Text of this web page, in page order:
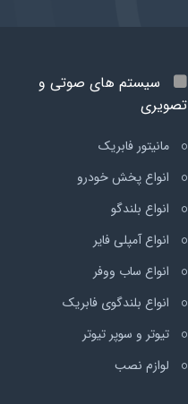
سیستم های صوتی و
تصویری
مانیتور فابریک
انواع پخش خودرو
انواع بلندگو
انواع آمپلی فایر
انواع ساب ووفر
انواع بلندگوی فابریک
تیوتر و سوپر تیوتر
لوازم نصب